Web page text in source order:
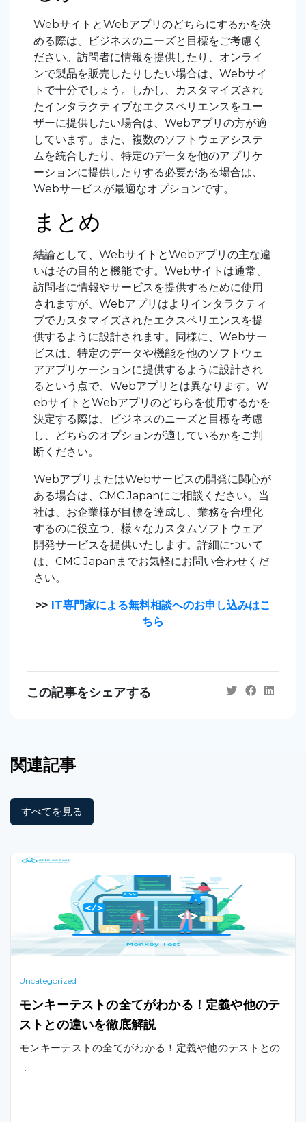
WebサイトとWebアプリのどちらにするかを決
める際は、ビジネスのニーズと目標をご考慮く
ださい。訪問者に情報を提供したり、オンライ
ンで製品を販売したりしたい場合は、Webサイ
トで十分でしょう。しかし、カスタマイズされ
たインタラクティブなエクスペリエンスをユー
ザーに提供したい場合は、Webアプリの方が適
しています。また、複数のソフトウェアシステ
ムを統合したり、特定のデータを他のアプリケ
ーションに提供したりする必要がある場合は、
Webサービスが最適なオプションです。
まとめ
結論として、WebサイトとWebアプリの主な違
いはその目的と機能です。Webサイトは通常、
訪問者に情報やサービスを提供するために使用
されますが、Webアプリはよりインタラクティ
ブでカスタマイズされたエクスペリエンスを提
供するように設計されます。同様に、Webサー
ビスは、特定のデータや機能を他のソフトウェ
アアプリケーションに提供するように設計され
るという点で、Webアプリとは異なります。W
ebサイトとWebアプリのどちらを使用するかを
決定する際は、ビジネスのニーズと目標を考慮
し、どちらのオプションが適しているかをご判
断ください。
WebアプリまたはWebサービスの開発に関心が
ある場合は、CMC Japanにご相談ください。当
社は、お企業様が目標を達成し、業務を合理化
するのに役立つ、様々なカスタムソフトウェア
開発サービスを提供いたします。詳細について
は、 CMCJapan までお気軽にお問い合わせくだ
さい。
>> IT専門家による無料相談へのお申し込みはこ
ちら
この記事をシェアする
関連記事
すべてを見る
Uncategorized
モンキーテストの全てがわかる！定義や他のテ
ストとの違いを徹底解説
モンキーテストの全てがわかる！定義や他のテストとの
…